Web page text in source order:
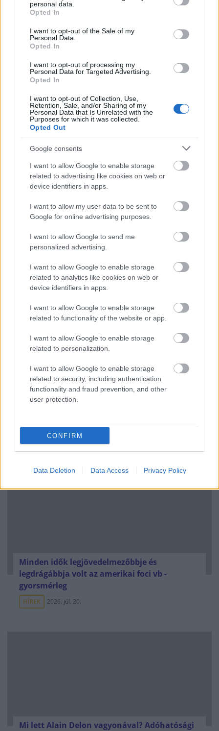
grant or deny consent to Google and its third-party tags to
use your data for below specified purposes in below Google
consent section.
personal data.
Opted In
I want to opt-out of the Sale of my
Personal Data.
Opted In
I want to opt-out of processing my
Personal Data for Targeted Advertising.
Opted In
I want to opt-out of Collection, Use,
Retention, Sale, and/or Sharing of my
Personal Data that Is Unrelated with the
Purposes for which it was collected.
Opted Out
Google consents
I want to allow Google to enable storage
related to advertising like cookies on web or
device identifiers in apps.
I want to allow my user data to be sent to
Google for online advertising purposes.
I want to allow Google to send me
personalized advertising.
I want to allow Google to enable storage
related to analytics like cookies on web or
device identifiers in apps.
I want to allow Google to enable storage
related to functionality of the website or app.
I want to allow Google to enable storage
related to personalization.
I want to allow Google to enable storage
related to security, including authentication
functionality and fraud prevention, and other
user protection.
CONFIRM
Data Deletion Data Access Privacy Policy
Vagyonvisszaszerzés: amikor a pénz
gyorsabban fut, mint a jog
ELEMZÉSEK 2026. júl. 21.
Kéthónapos a Tisza-kormány: íme a mérleg!
pénzek érkezéséhez még szükségesek
ELEMZÉSEK 2026. júl. 20.
Minden idők legjövedelmezőbbje és
legdrágábbja volt az amerikai foci vb -
gyorsmérleg
HÍREK 2026. júl. 20.
Mi lett Alain Delon vagyonával? Adóhatósági